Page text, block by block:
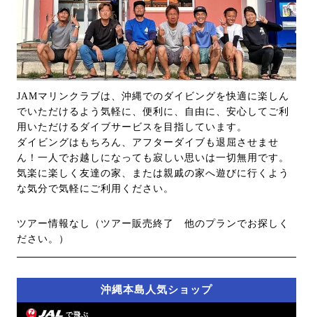
JAMマリンクラブは、沖縄でのダイビングを快適に楽しん
でいただけるよう気軽に、便利に、自由に、安心してご利
用いただけるダイブサービスを目指しています。
ダイビングはもちろん、アフターダイブも退屈させませ
ん！一人でお越しになっても寂しい思いは一切無用です。
気楽に楽しく友達の家、または親戚の家へ遊びに行くよう
な気分で気軽にご利用ください。
ツアー情報なし（ツアー販売終了 他のプランでお探しく
ださい。）
沖縄本島人気ショップ
で飛ぶ